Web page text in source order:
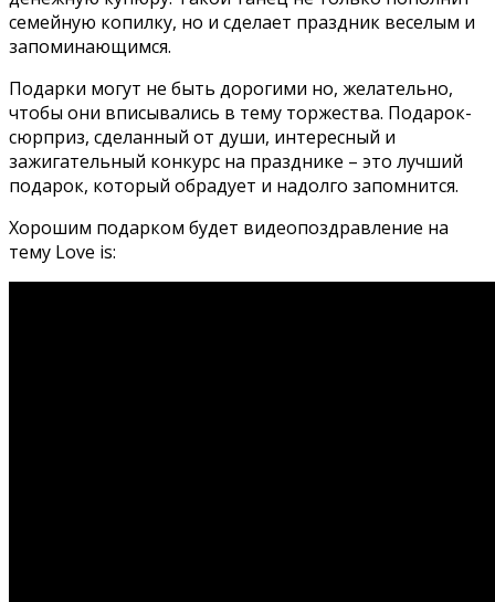
семейную копилку, но и сделает праздник веселым и
запоминающимся.
Подарки могут не быть дорогими но, желательно,
чтобы они вписывались в тему торжества. Подарок-
сюрприз, сделанный от души, интересный и
зажигательный конкурс на празднике – это лучший
подарок, который обрадует и надолго запомнится.
Хорошим подарком будет видеопоздравление на
тему Love is: